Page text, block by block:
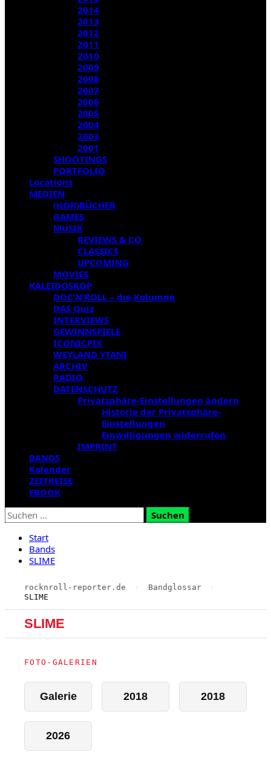
2014
2013
2012
2011
2010
2009
2008
2007
2006
2005
2004
2003
2001
SHOOTINGS
PORTFOLIO
Locations
MEDIEN
(HÖR)BÜCHER
GAMES
MUSIK
REVIEWS & CO
CLASSICS
UPCOMING
MOVIES
KALEIDOSKOP
DOC’N’ROLL – die Kolumne
DAS Quiz
INTERVIEWS
GEWINNSPIELE
ICONICPIX
WEYLAND YTANI
ARCHIV
RADIO
DATENSCHUTZ
Privatsphäre-Einstellungen ändern
Historie der Privatsphäre-
Einstellungen
Einwilligungen widerrufen
IMPRINT
BANDS
Kalender
ZEITREISE
EBOOK
Suchen
nach:
Start
Bands
SLIME
rocknroll-reporter.de › Bandglossar
›
SLIME
SLIME
FOTO-GALERIEN
Galerie 2018 2018
2026